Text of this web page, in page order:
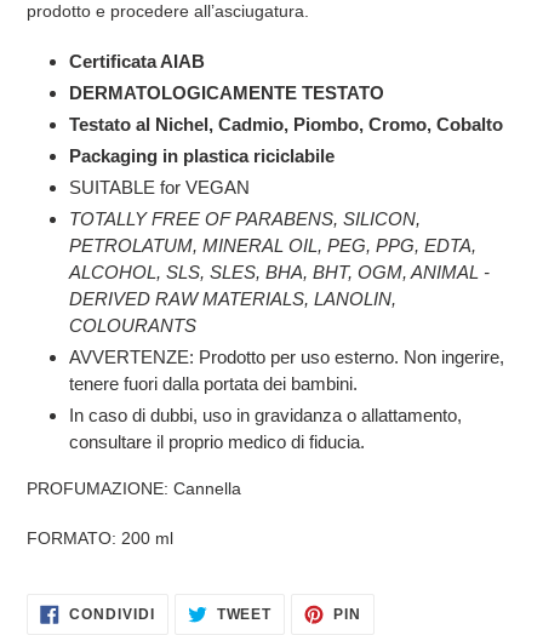
prodotto e procedere all’asciugatura.
Certificata AIAB
DERMATOLOGICAMENTE TESTATO
Testato al Nichel, Cadmio, Piombo, Cromo, Cobalto
Packaging in plastica riciclabile
SUITABLE for VEGAN
TOTALLY FREE OF PARABENS, SILICON,
PETROLATUM, MINERAL OIL, PEG, PPG, EDTA,
ALCOHOL, SLS, SLES, BHA, BHT, OGM, ANIMAL -
DERIVED RAW MATERIALS, LANOLIN,
COLOURANTS
AVVERTENZE: Prodotto per uso esterno. Non ingerire,
tenere fuori dalla portata dei bambini.
In caso di dubbi, uso in gravidanza o allattamento,
consultare il proprio medico di fiducia.
PROFUMAZIONE: Cannella
FORMATO: 200 ml
CONDIVIDICONDIVIDI
SU
TWEETTWITTA PIN